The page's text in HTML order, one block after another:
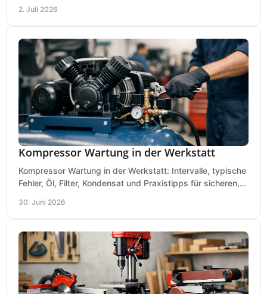
2. Juli 2026
Kompressor Wartung in der Werkstatt
Kompressor Wartung in der Werkstatt: Intervalle, typische
Fehler, Öl, Filter, Kondensat und Praxistipps für sicheren,
30. Juni 2026